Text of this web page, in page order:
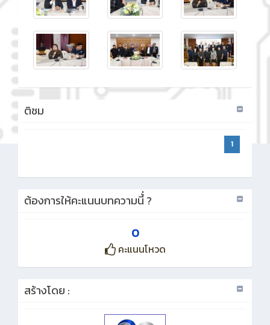
ติชม
1
ต้องการให้คะแนนบทความนี้่ ?
0
คะแนนโหวด
สร้างโดย :